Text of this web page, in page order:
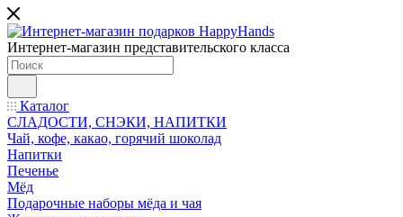
Интернет-магазин представительского класса
Каталог
СЛАДОСТИ, СНЭКИ, НАПИТКИ
Чай, кофе, какао, горячий шоколад
Напитки
Печенье
Мёд
Подарочные наборы мёда и чая